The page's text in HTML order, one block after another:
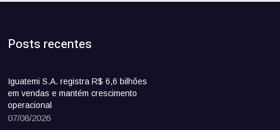
Posts recentes
Iguatemi S.A. registra R$ 6,6 bilhões
em vendas e mantém crescimento
operacional
07/08/2026